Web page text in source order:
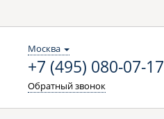
Москва
+7 (495) 080-07-17
Обратный звонок